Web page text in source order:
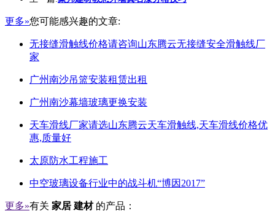
更多»您可能感兴趣的文章:
无接缝滑触线价格请咨询山东腾云无接缝安全滑触线厂
家
广州南沙吊篮安装租赁出租
广州南沙幕墙玻璃更换安装
天车滑线厂家请选山东腾云天车滑触线,天车滑线价格优
惠,质量好
太原防水工程施工
中空玻璃设备行业中的战斗机“博因2017”
更多»有关 家居 建材 的产品：